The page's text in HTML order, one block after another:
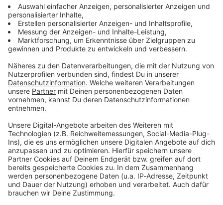
Zum Newsletter anmelden
Du möchtest uns etwas sagen?
Kontaktformular
Sprachnachricht